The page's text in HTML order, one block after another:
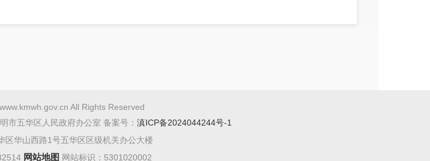
All Rights Reserved
市五华区人民政府办公室 备案号： 滇ICP备2024044244号-1
区华山西路1号五华区区级机关办公大楼
网站地图 网站标识：5301020002